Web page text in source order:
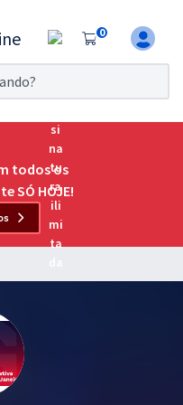
0
da
todos os
SÓ HOJE!